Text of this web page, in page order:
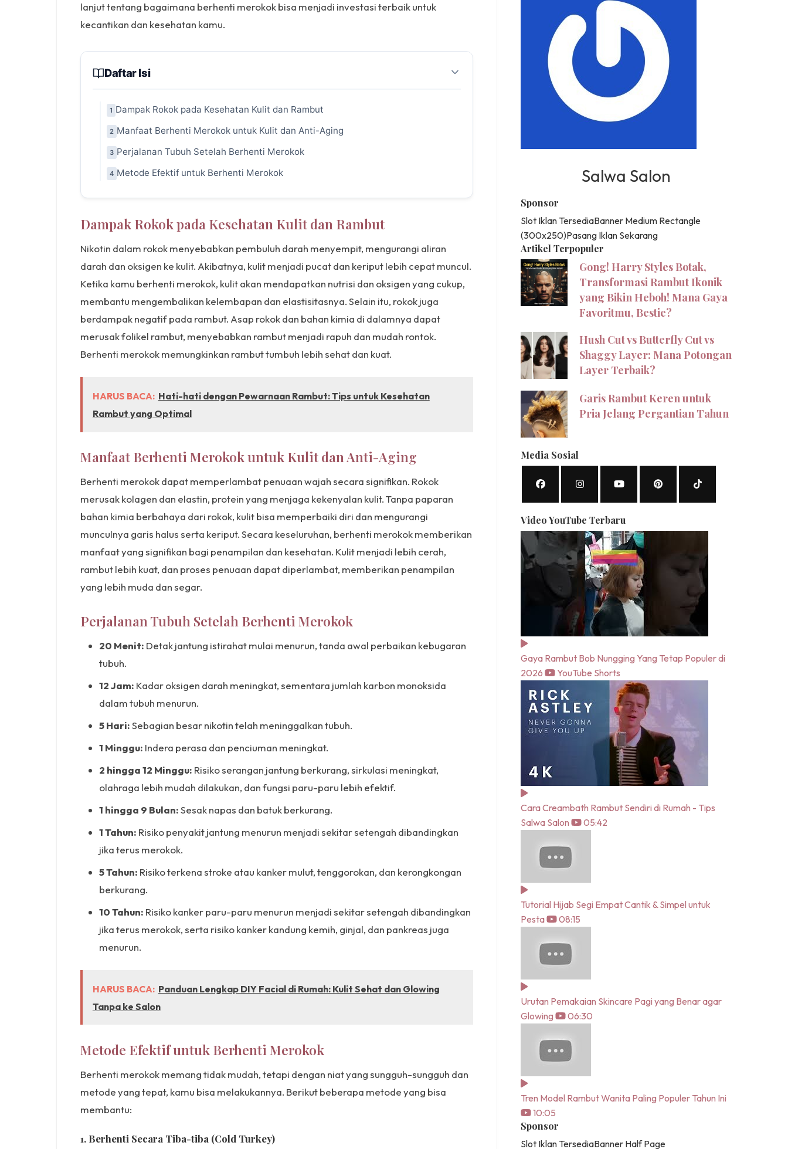
lanjut tentang bagaimana berhenti merokok bisa menjadi investasi terbaik untuk
kecantikan dan kesehatan kamu.
Daftar Isi
1 Dampak Rokok pada Kesehatan Kulit dan Rambut
2 Manfaat Berhenti Merokok untuk Kulit dan Anti-Aging
3 Perjalanan Tubuh Setelah Berhenti Merokok
4 Metode Efektif untuk Berhenti Merokok
Dampak Rokok pada Kesehatan Kulit dan Rambut
Nikotin dalam rokok menyebabkan pembuluh darah menyempit, mengurangi aliran
darah dan oksigen ke kulit. Akibatnya, kulit menjadi pucat dan keriput lebih cepat muncul.
Ketika kamu berhenti merokok, kulit akan mendapatkan nutrisi dan oksigen yang cukup,
membantu mengembalikan kelembapan dan elastisitasnya. Selain itu, rokok juga
berdampak negatif pada rambut. Asap rokok dan bahan kimia di dalamnya dapat
merusak folikel rambut, menyebabkan rambut menjadi rapuh dan mudah rontok.
Berhenti merokok memungkinkan rambut tumbuh lebih sehat dan kuat.
HARUS BACA: Hati-hati dengan Pewarnaan Rambut: Tips untuk Kesehatan
Rambut yang Optimal
Manfaat Berhenti Merokok untuk Kulit dan Anti-Aging
Berhenti merokok dapat memperlambat penuaan wajah secara signifikan. Rokok
merusak kolagen dan elastin, protein yang menjaga kekenyalan kulit. Tanpa paparan
bahan kimia berbahaya dari rokok, kulit bisa memperbaiki diri dan mengurangi
munculnya garis halus serta keriput. Secara keseluruhan, berhenti merokok memberikan
manfaat yang signifikan bagi penampilan dan kesehatan. Kulit menjadi lebih cerah,
rambut lebih kuat, dan proses penuaan dapat diperlambat, memberikan penampilan
yang lebih muda dan segar.
Perjalanan Tubuh Setelah Berhenti Merokok
20 Menit: Detak jantung istirahat mulai menurun, tanda awal perbaikan kebugaran
tubuh.
12 Jam: Kadar oksigen darah meningkat, sementara jumlah karbon monoksida
dalam tubuh menurun.
5 Hari:Sebagian besar nikotin telah meninggalkan tubuh.
1 Minggu: Indera perasa dan penciuman meningkat.
2 hingga 12 Minggu: Risiko serangan jantung berkurang, sirkulasi meningkat,
olahraga lebih mudah dilakukan, dan fungsi paru-paru lebih efektif.
1 hingga 9 Bulan:Sesak napas dan batuk berkurang.
1 Tahun: Risiko penyakit jantung menurun menjadi sekitar setengah dibandingkan
jika terus merokok.
5 Tahun: Risiko terkena stroke atau kanker mulut, tenggorokan, dan kerongkongan
berkurang.
10 Tahun: Risiko kanker paru-paru menurun menjadi sekitar setengah dibandingkan
jika terus merokok, serta risiko kanker kandung kemih, ginjal, dan pankreas juga
menurun.
HARUS BACA: Panduan Lengkap DIY Facial di Rumah: Kulit Sehat dan Glowing
Tanpa ke Salon
Metode Efektif untuk Berhenti Merokok
Berhenti merokok memang tidak mudah, tetapi dengan niat yang sungguh-sungguh dan
metode yang tepat, kamu bisa melakukannya. Berikut beberapa metode yang bisa
membantu:
1. Berhenti Secara Tiba-tiba (Cold Turkey)
Salwa Salon
Sponsor
Slot Iklan TersediaBanner Medium Rectangle
(300x250)Pasang Iklan Sekarang
Artikel Terpopuler
Gong! Harry Styles Botak,
Transformasi Rambut Ikonik
yang Bikin Heboh! Mana Gaya
Favoritmu, Bestie?
Hush Cut vs Butterfly Cut vs
Shaggy Layer: Mana Potongan
Layer Terbaik?
Garis Rambut Keren untuk
Pria Jelang Pergantian Tahun
Media Sosial
Video YouTube Terbaru
Gaya Rambut Bob Nungging Yang Tetap Populer di
2026
YouTube Shorts
Cara Creambath Rambut Sendiri di Rumah - Tips
Salwa Salon
05:42
Tutorial Hijab Segi Empat Cantik & Simpel untuk
Pesta
08:15
Urutan Pemakaian Skincare Pagi yang Benar agar
Glowing
06:30
Tren Model Rambut Wanita Paling Populer Tahun Ini
10:05
Sponsor
Slot Iklan TersediaBanner Half Page